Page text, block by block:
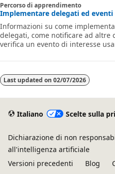
Percorso di apprendimento
Implementare delegati ed eventi
Informazioni su come
delegati, come notificare ad altre
verifica un evento di interesse
Last updated on 02/07/2026
Italiano Scelte sulla
Dichiarazione di non
all'intelligenza artificiale
Versioni precedenti
Blog